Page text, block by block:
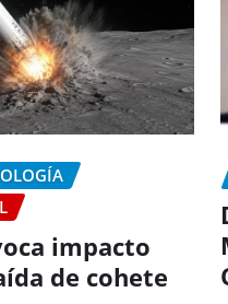
impacto
de cohete